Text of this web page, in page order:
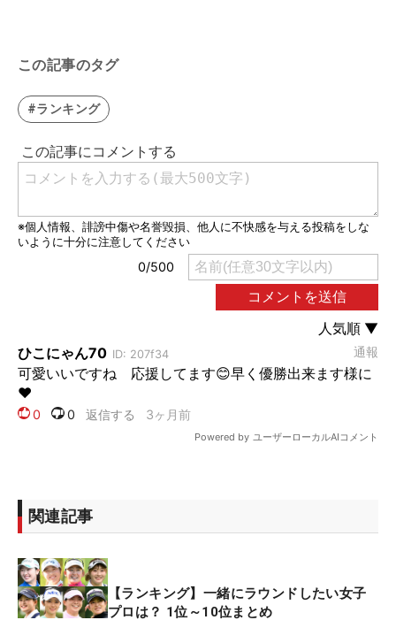
この記事のタグ
#ランキング
関連記事
【ランキング】一緒にラウンドしたい女子
プロは？ 1位～10位まとめ